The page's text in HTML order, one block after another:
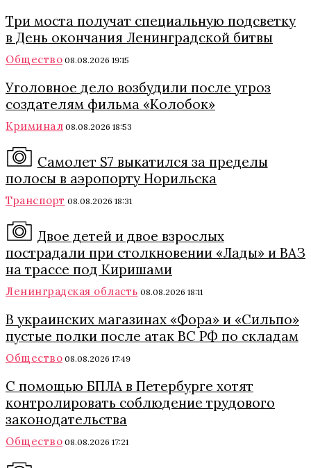
Три моста получат специальную подсветку
в День окончания Ленинградской битвы
Общество 08.08.2026 19:15
Уголовное дело возбудили после угроз
создателям фильма «Колобок»
Криминал 08.08.2026 18:53
Самолет S7 выкатился за пределы
полосы в аэропорту Норильска
Транспорт 08.08.2026 18:31
Двое детей и двое взрослых
пострадали при столкновении «Лады» и ВАЗ
на трассе под Киришами
Ленинградская область 08.08.2026 18:11
В украинских магазинах «Фора» и «Сильпо»
пустые полки после атак ВС РФ по складам
Общество 08.08.2026 17:49
С помощью БПЛА в Петербурге хотят
контролировать соблюдение трудового
законодательства
Общество 08.08.2026 17:21